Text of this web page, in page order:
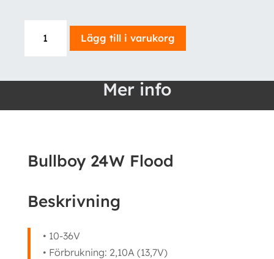
24W
Lägg till i varukorg
Mer info
Bullboy 24W Flood
Beskrivning
• 10-36V
• Förbrukning: 2,10A (13,7V)